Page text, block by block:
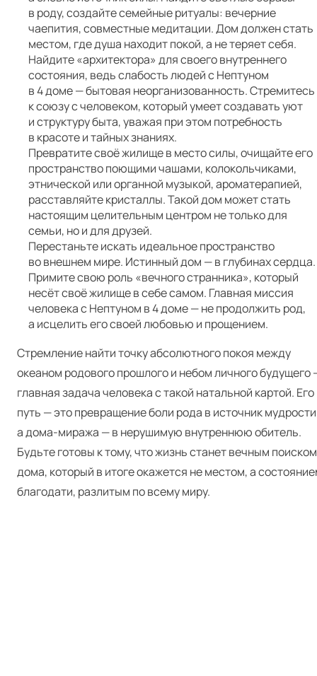
в роду, создайте семейные ритуалы: вечерние
чаепития, совместные медитации. Дом должен стать
местом, где душа находит покой, а не теряет себя.
Найдите «архитектора» для своего внутреннего
состояния, ведь слабость людей с Нептуном
в 4 доме — бытовая неорганизованность. Стремитесь
к союзу с человеком, который умеет создавать уют
и структуру быта, уважая при этом потребность
в красоте и тайных знаниях.
Превратите своё жилище в место силы, очищайте его
пространство поющими чашами, колокольчиками,
этнической или органной музыкой, ароматерапией,
расставляйте кристаллы. Такой дом может стать
настоящим целительным центром не только для
семьи, но и для друзей.
Перестаньте искать идеальное пространство
во внешнем мире. Истинный дом — в глубинах сердца.
Примите свою роль «вечного странника», который
несёт своё жилище в себе самом. Главная миссия
человека с Нептуном в 4 доме — не продолжить род,
а исцелить его своей любовью и прощением.
Стремление найти точку абсолютного покоя между
океаном родового прошлого и небом личного будущего
главная задача человека с такой натальной картой. Его
путь — это превращение боли рода в источник
а дома-миража — в нерушимую внутреннюю обитель.
Будьте готовы к тому, что жизнь станет вечным поиском
дома, который в итоге окажется не местом, а
благодати, разлитым по всему миру.